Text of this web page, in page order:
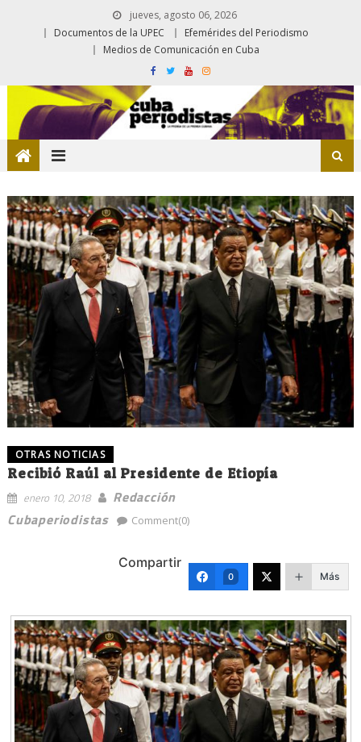
jueves, agosto 06, 2026
Documentos de la UPEC
Efemérides del Periodismo
Medios de Comunicación en Cuba
OTRAS NOTICIAS
Recibió Raúl al Presidente de Etiopía
enero 10, 2018
Redacción
Cubaperiodistas
Comment(0)
Compartir
0 Más